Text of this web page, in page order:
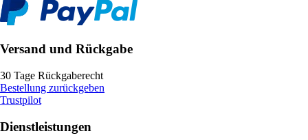
Versand und Rückgabe
30 Tage Rückgaberecht
Bestellung zurückgeben
Trustpilot
Dienstleistungen